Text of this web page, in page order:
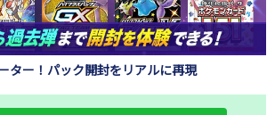
ター！パック開封をリアルに再現